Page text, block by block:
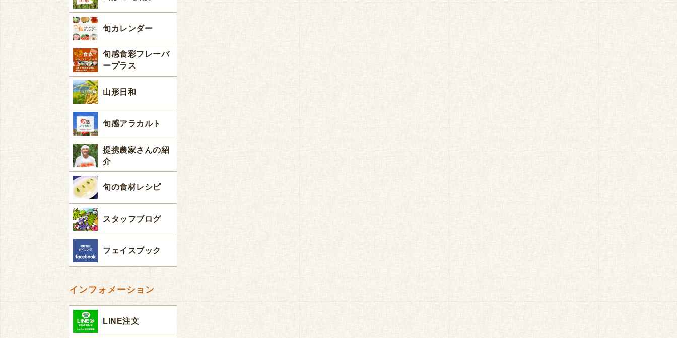
旬カレンダー
旬感食彩フレーバ
ープラス
山形日和
旬感アラカルト
提携農家さんの紹
介
旬の食材レシピ
スタッフブログ
フェイスブック
インフォメーション
LINE注文